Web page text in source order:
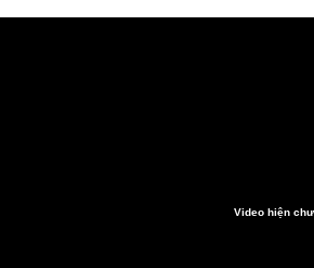
Video hiện